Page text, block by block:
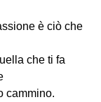
è ciò che
che ti fa
cammino.